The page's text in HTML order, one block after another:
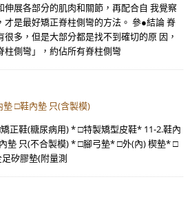
伸展各部分的肌肉和關節，再配合自 我覺察
才是最好矯正脊柱側彎的方法。 參●結論 脊
多，但是大部分都是找不到確切的原 因，
柱側彎」，約佔所有脊柱側彎
□鞋內墊 只(含製模)
正鞋(糖尿病用) * □特製矯型皮鞋* 11-2.鞋內
墊 只(不合製模) * □腳弓墊* □外(內) 楔墊* □
矽膠墊(附量測